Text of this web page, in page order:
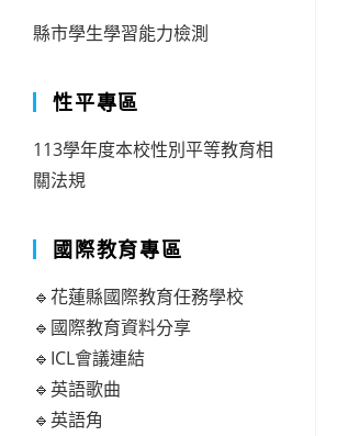
縣市學生學習能力檢測
性平專區
113學年度本校性別平等教育相
關法規
國際教育專區
🔹花蓮縣國際教育任務學校
🔹國際教育資料分享
🔹ICL會議連結
🔹英語歌曲
🔹英語角